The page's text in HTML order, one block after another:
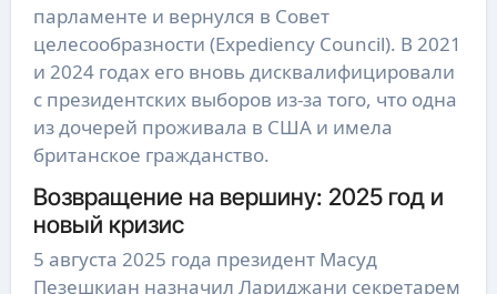
парламенте и вернулся в Совет
целесообразности (Expediency Council). В 2021
и 2024 годах его вновь дисквалифицировали
с президентских выборов из-за того, что одна
из дочерей проживала в США и имела
британское гражданство.
Возвращение на вершину: 2025 год и
новый кризис
5 августа 2025 года президент Масуд
Пезешкиан назначил Лариджани секретарем